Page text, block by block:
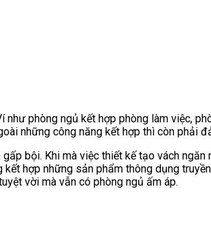
phòng ngủ kết hợp phòng làm việc,
những công năng kết hợp thì còn phải
bội. Khi mà việc thiết kế tạo vách
hợp những sản phẩm thông dụng
vời mà vẫn có phòng ngủ ấm áp.